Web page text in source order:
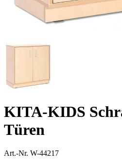
KITA-KIDS
Türen
Art.-Nr. W-44217